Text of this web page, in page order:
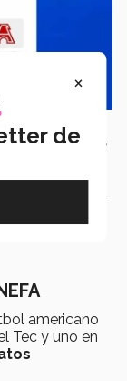
Tec de Monterrey
americano
Tec y uno en
×
de